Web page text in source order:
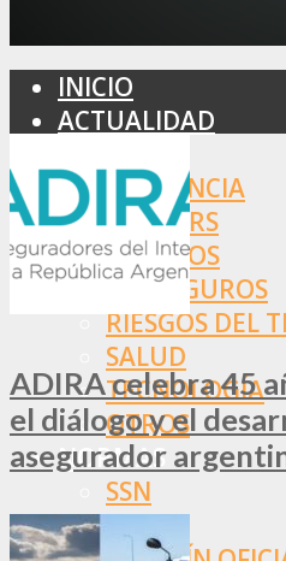
INICIO
ACTUALIDAD
ASISTENCIA
BROKERS
SEGUROS
REASEGUROS
RIESGOS DEL
SALUD
TECNOLOGÍA
OTROS
NORMAS
SSN
SRT
ADIRA celebra 45
el diálogo y el
asegurador